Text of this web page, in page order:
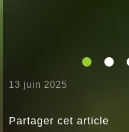
13 juin 2025
Partager cet article